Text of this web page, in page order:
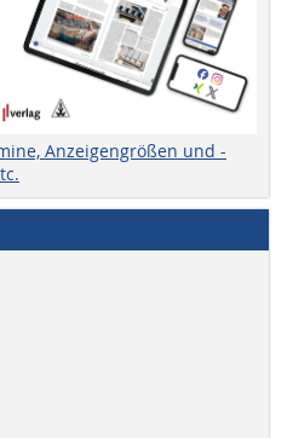
Anzeigengrößen und -